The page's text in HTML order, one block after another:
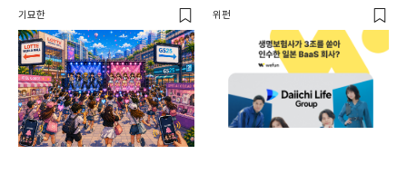
기묘한
일본 BaaS 회사의 정체는?
위펀